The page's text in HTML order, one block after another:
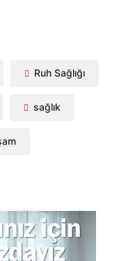
Ruh Sağlığı
sağlık